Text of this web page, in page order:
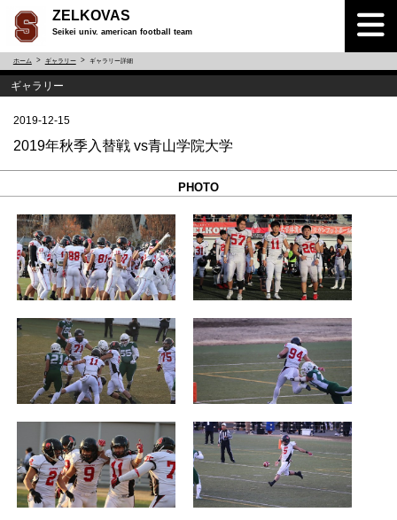
ZELKOVAS
Seikei univ. american football team
ホーム ギャラリー ギャラリー詳細
ギャラリー
2019-12-15
2019年秋季入替戦 vs青山学院大学
PHOTO